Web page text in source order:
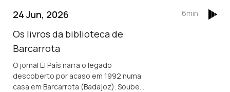
24 Jun, 2026
Os livros da biblioteca de
Barcarrota
O jornal El País narra o legado
descoberto por acaso em 1992 numa
casa em Barcarrota (Badajoz). Soube-
6min